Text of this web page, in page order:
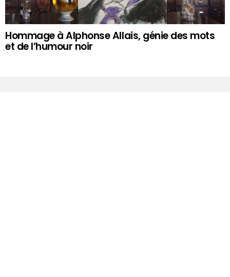
Hommage à Alphonse Allais, génie des mots
et de l’humour noir